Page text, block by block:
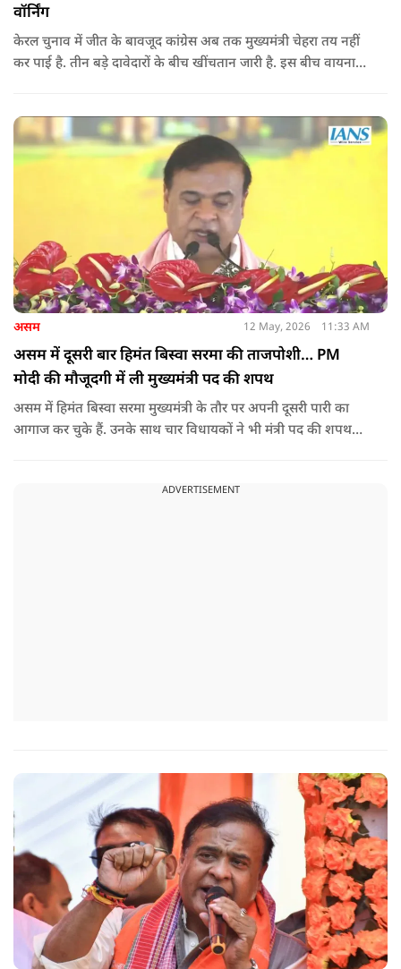
वॉर्निंग
केरल चुनाव में जीत के बावजूद कांग्रेस अब तक मुख्यमंत्री चेहरा तय नहीं
कर पाई है. तीन बड़े दावेदारों के बीच खींचतान जारी है. इस बीच वायनाड
असम 12 May, 2026 11:33 AM
असम में दूसरी बार हिमंत बिस्वा सरमा की ताजपोशी… PM
मोदी की मौजूदगी में ली मुख्यमंत्री पद की शपथ
असम में हिमंत बिस्वा सरमा मुख्यमंत्री के तौर पर अपनी दूसरी पारी का
आगाज कर चुके हैं. उनके साथ चार विधायकों ने भी मंत्री पद की शपथ
ADVERTISEMENT